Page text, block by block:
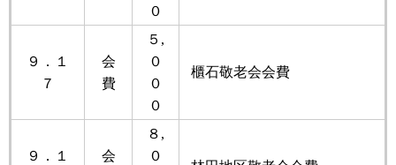
０
９．１
７
会
費
５,
０
０
０
櫃石敬老会会費
９．１
会
８,
０